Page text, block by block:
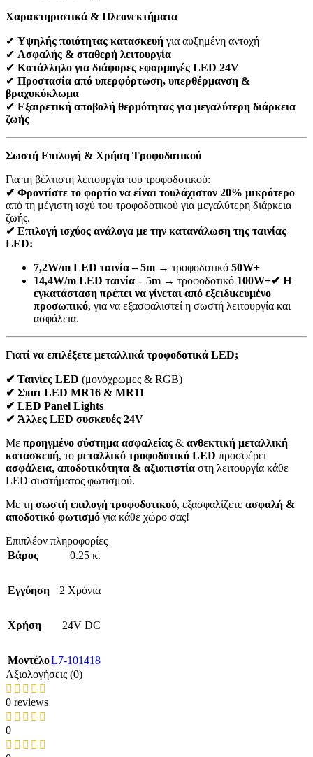
Χαρακτηριστικά & Πλεονεκτήματα
✔ Υψηλής ποιότητας κατασκευή για αυξημένη αντοχή
✔ Ασφαλής & σταθερή λειτουργία
✔ Κατάλληλο για διάφορες εφαρμογές LED 24V
✔ Προστασία από υπερφόρτωση, υπερθέρμανση &
βραχυκύκλωμα
✔ Εξαιρετική αποβολή θερμότητας για μεγαλύτερη διάρκεια
ζωής
Σωστή Επιλογή & Χρήση Τροφοδοτικού
Για τη βέλτιστη λειτουργία του τροφοδοτικού:
✔ Φροντίστε το φορτίο να είναι τουλάχιστον 20% μικρότερο
από τη μέγιστη ισχύ του τροφοδοτικού για μεγαλύτερη διάρκεια
ζωής.
✔ Επιλογή ισχύος ανάλογα με την κατανάλωση της ταινίας
LED:
7,2W/m LED ταινία – 5m → τροφοδοτικό 50W+
14,4W/m LED ταινία – 5m → τροφοδοτικό 100W+✔ Η
εγκατάσταση πρέπει να γίνεται από εξειδικευμένο
προσωπικό, για να εξασφαλιστεί η σωστή λειτουργία και
ασφάλεια.
Γιατί να επιλέξετε μεταλλικά τροφοδοτικά LED;
✔ Ταινίες LED (μονόχρωμες & RGB)
✔ Σποτ LED MR16 & MR11
✔ LED Panel Lights
✔ Άλλες LED συσκευές 24V
Με προηγμένο σύστημα ασφαλείας & ανθεκτική μεταλλική
κατασκευή, το μεταλλικό τροφοδοτικό LED προσφέρει
ασφάλεια, αποδοτικότητα & αξιοπιστία στη λειτουργία κάθε
LED συστήματος φωτισμού.
Με τη σωστή επιλογή τροφοδοτικού, εξασφαλίζετε ασφαλή &
αποδοτικό φωτισμό για κάθε χώρο σας!
Επιπλέον πληροφορίες
Βάρος
0.25 κ.
Εγγύηση 2 Χρόνια
Χρήση 24V DC
MοντέλοL7-101418
Αξιολογήσεις (0)
0 reviews
0